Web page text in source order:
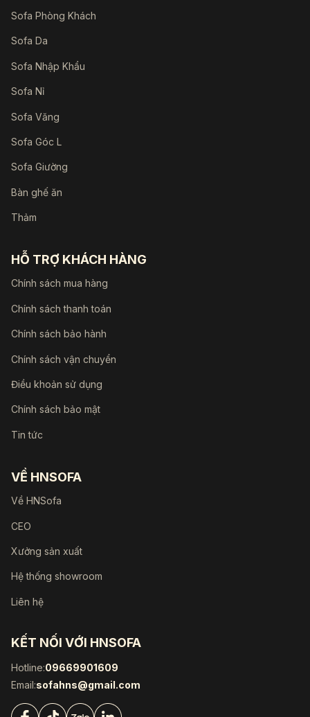
Sofa Phòng Khách
Sofa Da
Sofa Nhập Khẩu
Sofa Nỉ
Sofa Văng
Sofa Góc L
Sofa Giường
Bàn ghế ăn
Thảm
HỖ TRỢ KHÁCH HÀNG
Chính sách mua hàng
Chính sách thanh toán
Chính sách bảo hành
Chính sách vận chuyển
Điều khoản sử dụng
Chính sách bảo mật
Tin tức
VỀ HNSOFA
Về HNSofa
CEO
Xưởng sản xuất
Hệ thống showroom
Liên hệ
KẾT NỐI VỚI HNSOFA
Hotline:09669901609
Email:sofahns@gmail.com